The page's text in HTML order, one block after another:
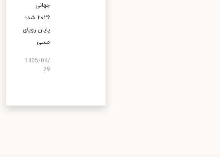
جهانی
۲۰۲۶ شد؛
پایان رویای
مسی
1405/04/
29